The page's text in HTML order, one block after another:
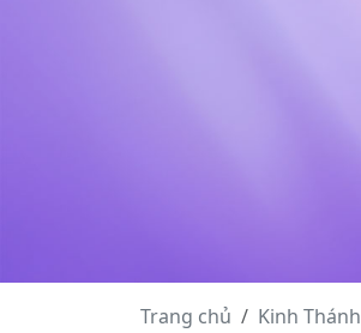
Trang chủ Kinh Thánh
Mác - Chương 5